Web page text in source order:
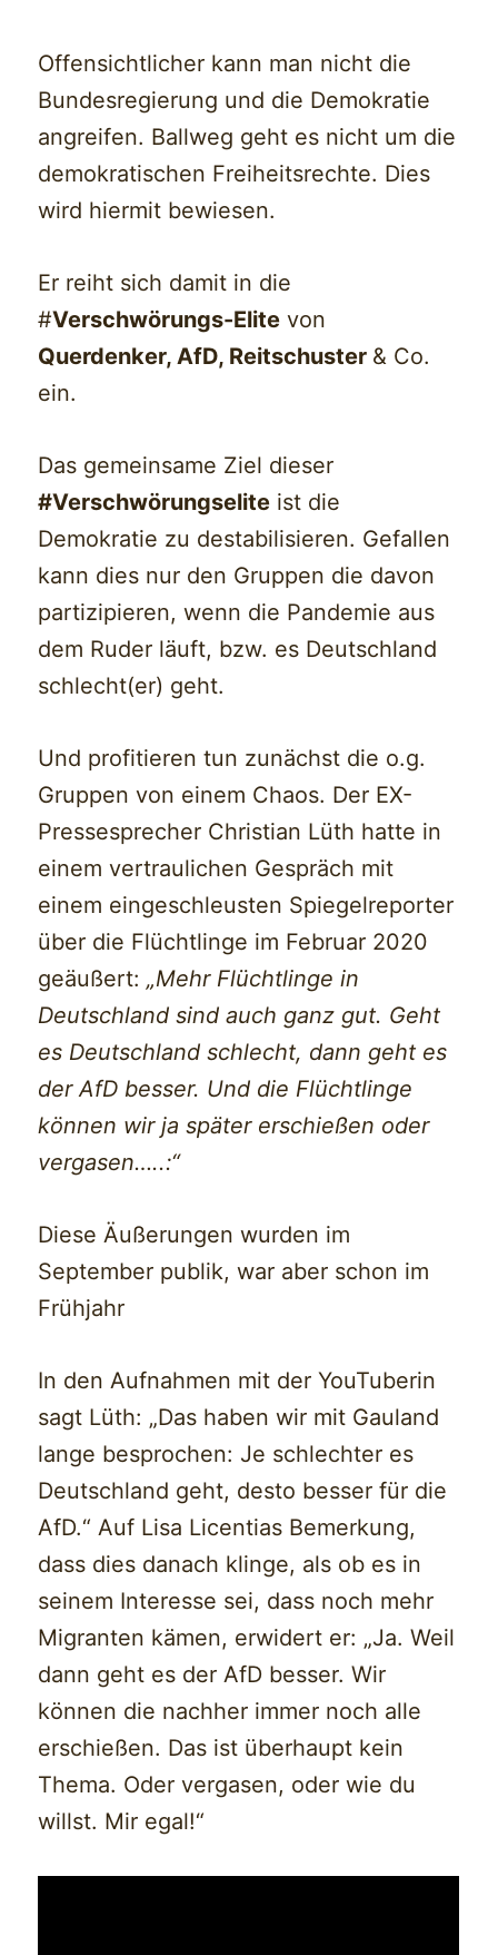
Offensichtlicher kann man nicht die
Bundesregierung und die Demokratie
angreifen. Ballweg geht es nicht um die
demokratischen Freiheitsrechte. Dies
wird hiermit bewiesen.
Er reiht sich damit in die
#Verschwörungs-Elite von
Querdenker, AfD, Reitschuster & Co.
ein.
Das gemeinsame Ziel dieser
#Verschwörungselite ist die
Demokratie zu destabilisieren. Gefallen
kann dies nur den Gruppen die davon
partizipieren, wenn die Pandemie aus
dem Ruder läuft, bzw. es Deutschland
schlecht(er) geht.
Und profitieren tun zunächst die o.g.
Gruppen von einem Chaos. Der EX-
Pressesprecher Christian Lüth hatte in
einem vertraulichen Gespräch mit
einem eingeschleusten Spiegelreporter
über die Flüchtlinge im Februar 2020
geäußert:„Mehr Flüchtlinge in
Deutschland sind auch ganz gut. Geht
es Deutschland schlecht, dann geht es
der AfD besser. Und die Flüchtlinge
können wir ja später erschießen oder
vergasen…..:“
Diese Äußerungen wurden im
September publik, war aber schon im
Frühjahr
In den Aufnahmen mit der YouTuberin
sagt Lüth: „Das haben wir mit Gauland
lange besprochen: Je schlechter es
Deutschland geht, desto besser für die
AfD.“ Auf Lisa Licentias Bemerkung,
dass dies danach klinge, als ob es in
seinem Interesse sei, dass noch mehr
Migranten kämen, erwidert er: „Ja. Weil
dann geht es der AfD besser. Wir
können die nachher immer noch alle
erschießen. Das ist überhaupt kein
Thema. Oder vergasen, oder wie du
willst. Mir egal!“